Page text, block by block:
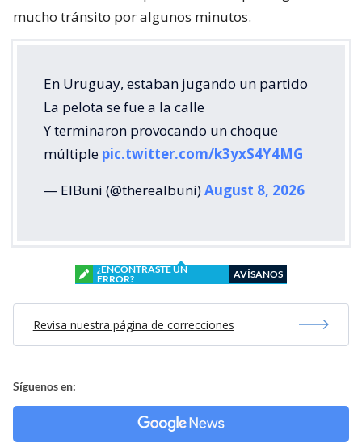
mucho tránsito por algunos minutos.
En Uruguay, estaban jugando un partido
La pelota se fue a la calle
Y terminaron provocando un choque
múltiple pic.twitter.com/k3yxS4Y4MG
— ElBuni (@therealbuni)August 8, 2026
¿ENCONTRASTE UN
ERROR?
AVÍSANOS
Revisa nuestra página de correcciones
Síguenos en: